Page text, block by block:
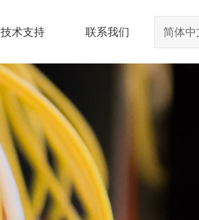
技术支持 联系我们 简体中